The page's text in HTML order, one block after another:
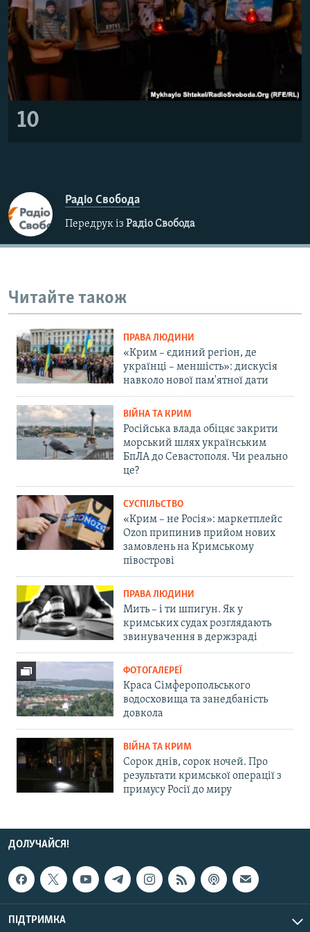
10
Радіо Свобода
Передрук із Радіо Свобода
Читайте також
ПРАВА ЛЮДИНИ
«Крим – єдиний регіон, де
українці – меншість»: дискусія
навколо нової пам'ятної дати
ВІЙНА ТА КРИМ
Російська влада обіцяє закрити
морський шлях українським
БпЛА до Севастополя. Чи реально
це?
СУСПІЛЬСТВО
«Крим – не Росія»: маркетплейс
Ozon припинив прийом нових
замовлень на Кримському
півострові
ПРАВА ЛЮДИНИ
Мить – і ти шпигун. Як у
кримських судах розглядають
звинувачення в держзраді
ФОТОГАЛЕРЕЇ
Краса Сімферопольського
водосховища та занедбаність
довкола
ВІЙНА ТА КРИМ
Сорок днів, сорок ночей. Про
результати кримської операції з
примусу Росії до миру
ДОЛУЧАЙСЯ!
ПІДТРИМКА